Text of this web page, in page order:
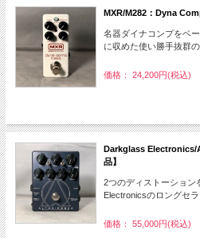
MXR/M282：Dyna
名器ダイナコンプをベ
に収めた使い勝手抜群
価格： 24,200円(税込)
Darkglass Electronics/
品】
2つのディストーション
Electronicsのロングセ
価格： 55,000円(税込)